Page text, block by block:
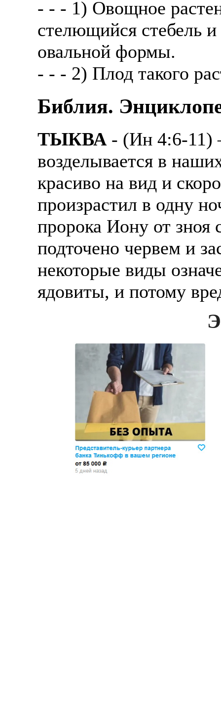
- - - 1) Овощное
стелющийся стебель
овальной формы.
- - - 2) Плод такого
Библия.
ТЫКВА - (Ин 4:6-11)
возделывается в
красиво на вид и
произрастил в одну
пророка Иону от зноя
подточено червем и
некоторые виды
ядовиты, и потому